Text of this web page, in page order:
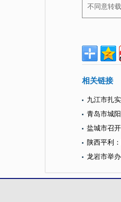
不同意转
相关链接
九江市扎
青岛市城
盐城市召
陕西平利
龙岩市举